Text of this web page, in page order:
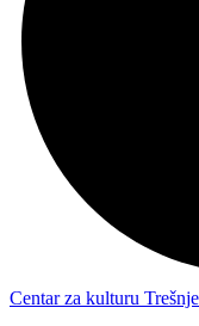
Centar za kulturu